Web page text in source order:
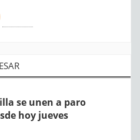
se unen a paro
hoy jueves